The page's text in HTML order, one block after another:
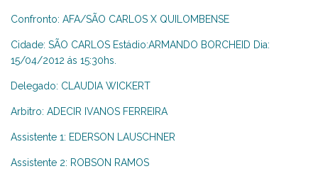
Confronto: AFA/SÃO CARLOS X QUILOMBENSE
Cidade: SÃO CARLOS Estádio:ARMANDO BORCHEID Dia:
15/04/2012 ás 15:30hs.
Delegado: CLAUDIA WICKERT
Arbitro: ADECIR IVANOS FERREIRA
Assistente 1: EDERSON LAUSCHNER
Assistente 2: ROBSON RAMOS